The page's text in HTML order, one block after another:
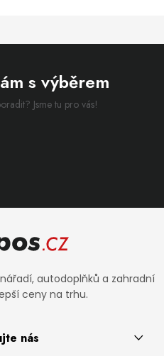
s výběrem
Jsme tu pro vás!
autodoplňků a zahradní
ceny na trhu.
nás